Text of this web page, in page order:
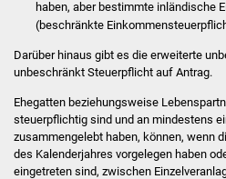
haben, aber bestimmte inländische
(beschränkte
Darüber hinaus gibt es die erweiterte
unbeschränkt Steuerpflicht auf Antrag.
Ehegatten beziehungsweise
steuerpflichtig sind und an mindestens
zusammengelebt haben, können, wenn
des Kalenderjahres vorgelegen haben
eingetreten sind, zwischen